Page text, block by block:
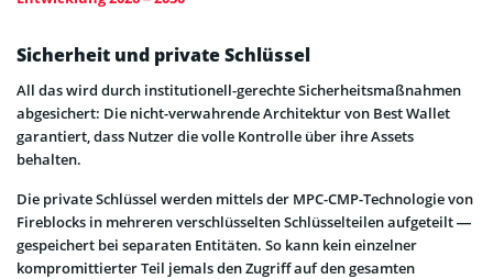
Sicherheit und private Schlüssel
All das wird durch institutionell-gerechte Sicherheitsmaßnahmen
abgesichert: Die nicht-verwahrende Architektur von Best Wallet
garantiert, dass Nutzer die volle Kontrolle über ihre Assets
behalten.
Die private Schlüssel werden mittels der MPC-CMP-Technologie von
Fireblocks in mehreren verschlüsselten Schlüsselteilen aufgeteilt —
gespeichert bei separaten Entitäten. So kann kein einzelner
kompromittierter Teil jemals den Zugriff auf den gesamten